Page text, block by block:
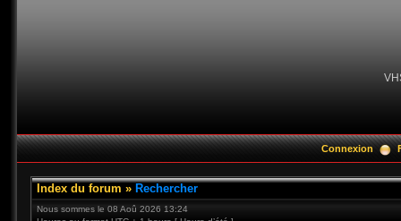
Connexion
Index du forum » Rechercher
Nous sommes le 08 Aoû 2026 13:24